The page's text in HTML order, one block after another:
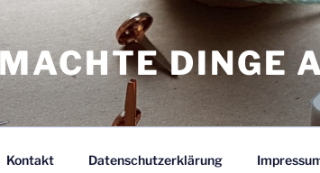
DINGE
Kontakt Datenschutzerklärung